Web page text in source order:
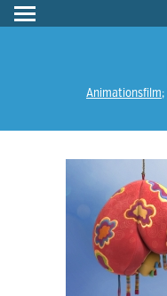
Animationsfilm;